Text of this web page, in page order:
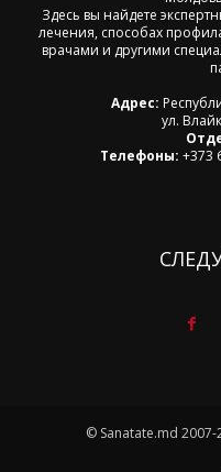
Здесь вы найдете
лечения, способах
врачами и другими
Адрес:
ул.
Телефоны: +373
© Sanatate.md